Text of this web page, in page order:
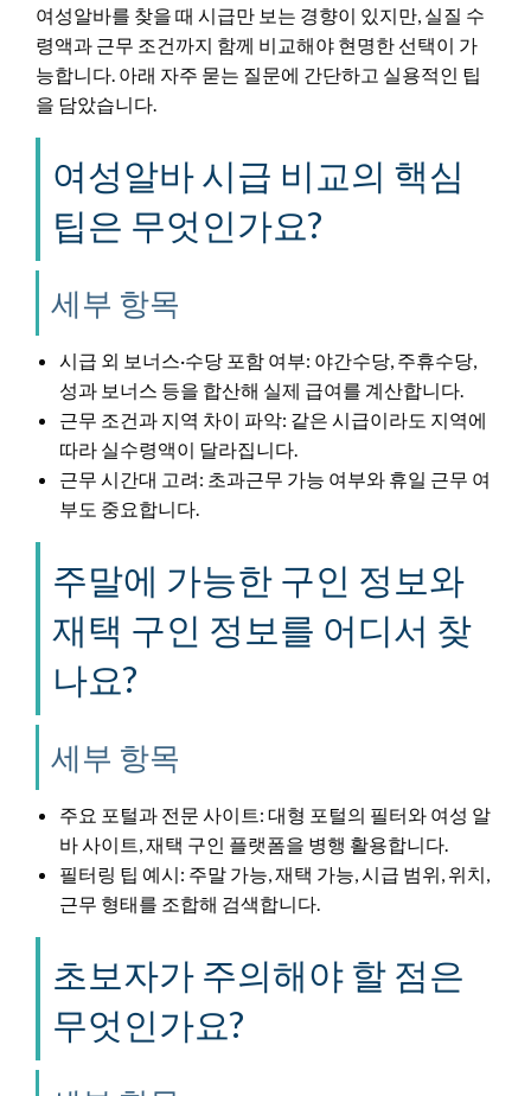
여성알바를 찾을 때 시급만 보는 경향이 있지만, 실질 수
령액과 근무 조건까지 함께 비교해야 현명한 선택이 가
능합니다. 아래 자주 묻는 질문에 간단하고 실용적인 팁
을 담았습니다.
여성알바 시급 비교의 핵심
팁은 무엇인가요?
세부 항목
시급 외 보너스·수당 포함 여부: 야간수당, 주휴수당,
성과 보너스 등을 합산해 실제 급여를 계산합니다.
근무 조건과 지역 차이 파악: 같은 시급이라도 지역에
따라 실수령액이 달라집니다.
근무 시간대 고려: 초과근무 가능 여부와 휴일 근무 여
부도 중요합니다.
주말에 가능한 구인 정보와
재택 구인 정보를 어디서 찾
나요?
세부 항목
주요 포털과 전문 사이트: 대형 포털의 필터와 여성 알
바 사이트, 재택 구인 플랫폼을 병행 활용합니다.
필터링 팁 예시: 주말 가능, 재택 가능, 시급 범위, 위치,
근무 형태를 조합해 검색합니다.
초보자가 주의해야 할 점은
무엇인가요?